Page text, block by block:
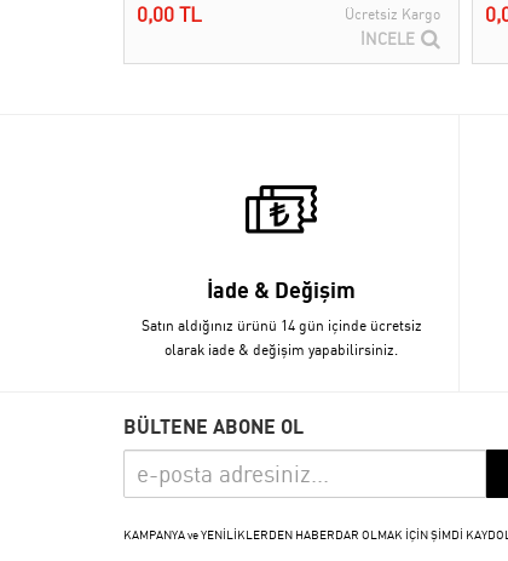
0,00 TL Ücretsiz Kargo
İNCELE
İade & Değişim
Satın aldığınız ürünü 14 gün içinde ücretsiz
olarak iade & değişim yapabilirsiniz.
BÜLTENE ABONE OL
KAMPANYA ve YENİLİKLERDEN HABERDAR OLMAK İÇİN ŞİMDİ